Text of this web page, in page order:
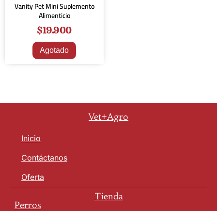
Vanity Pet Mini Suplemento
Alimenticio
$19.900
Agotado
Vet+Agro
Inicio
Contáctanos
Oferta
Tienda
Perros